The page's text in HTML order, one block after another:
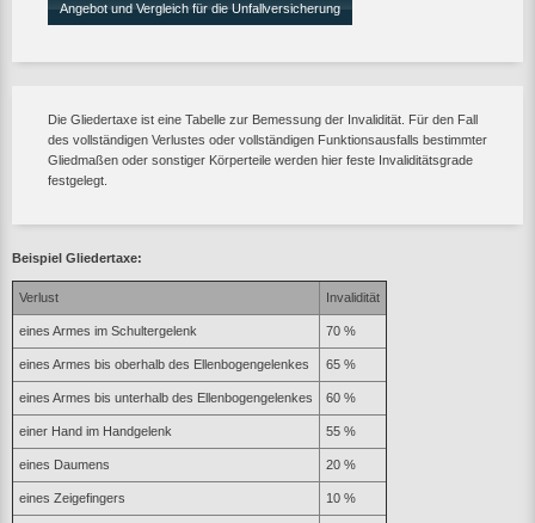
Angebot und Vergleich für die Unfallversicherung
Die Gliedertaxe ist eine Tabelle zur Bemessung der Invalidität. Für den Fall
des vollständigen Verlustes oder vollständigen Funktionsausfalls bestimmter
Gliedmaßen oder sonstiger Körperteile werden hier feste Invaliditätsgrade
festgelegt.
Beispiel Gliedertaxe:
Verlust Invalidität
eines Armes im Schultergelenk 70 %
eines Armes bis oberhalb des Ellenbogengelenkes 65 %
eines Armes bis unterhalb des Ellenbogengelenkes 60 %
einer Hand im Handgelenk 55 %
eines Daumens 20 %
eines Zeigefingers 10 %